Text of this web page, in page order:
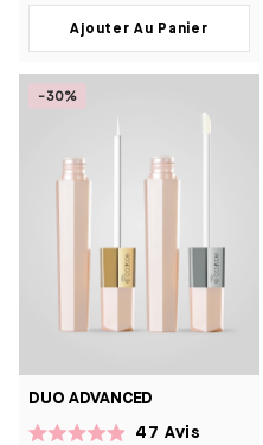
Ajouter Au Panier
-30%
DUO ADVANCED
47 Avis